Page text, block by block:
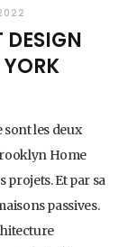
YORK
les deux
Home
projets. Et par sa
passives.